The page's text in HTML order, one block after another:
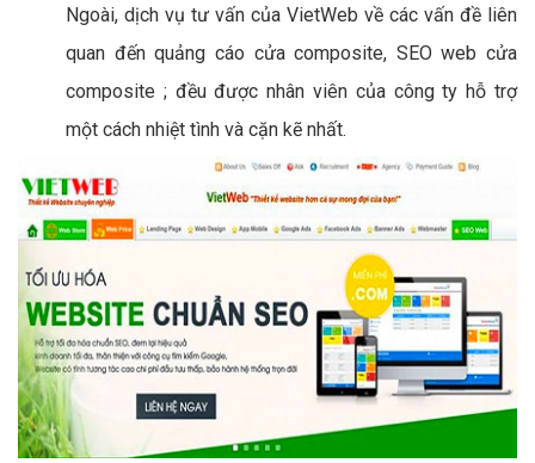
Ngoài, dịch vụ tư vấn của VietWeb về các vấn đề liên
quan đến quảng cáo cửa composite, SEO web cửa
composite ; đều được nhân viên của công ty hỗ trợ
một cách nhiệt tình và cặn kẽ nhất.